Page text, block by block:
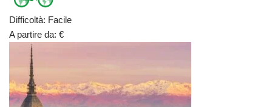
Difficoltà: Facile
A partire da: €